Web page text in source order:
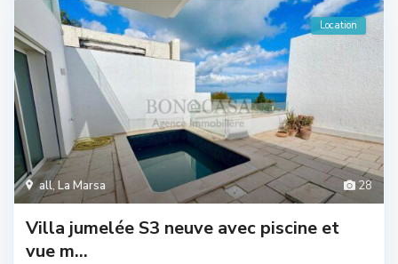
28
all, La Marsa
Location
Villa jumelée S3 neuve avec piscine et
vue m...